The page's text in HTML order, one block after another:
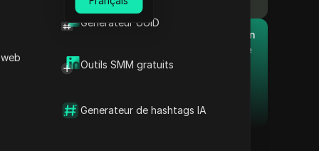
Générateur UUID
Outils SMM gratuits
Generateur de hashtags IA
dans
mouvement de la souris
Informations essentielles
Le navigateur anti-détection
DICloak garde la gestion de
vos multiples comptes en
Télécharger